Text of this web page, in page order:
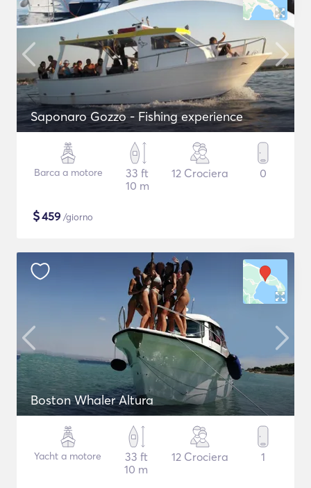
Saponaro Gozzo - Fishing experience
Barca a motore
33 ft
10 m
12 Crociera 0
$459 /giorno
Boston Whaler Altura
Yacht a motore
33 ft
10 m
12 Crociera 1